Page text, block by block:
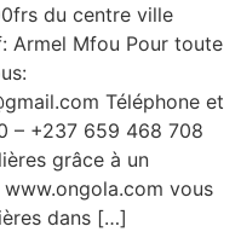
du centre ville
Armel Mfou Pour toute
Téléphone et
– +237 659 468 708
grâce à un
vous
dans […]